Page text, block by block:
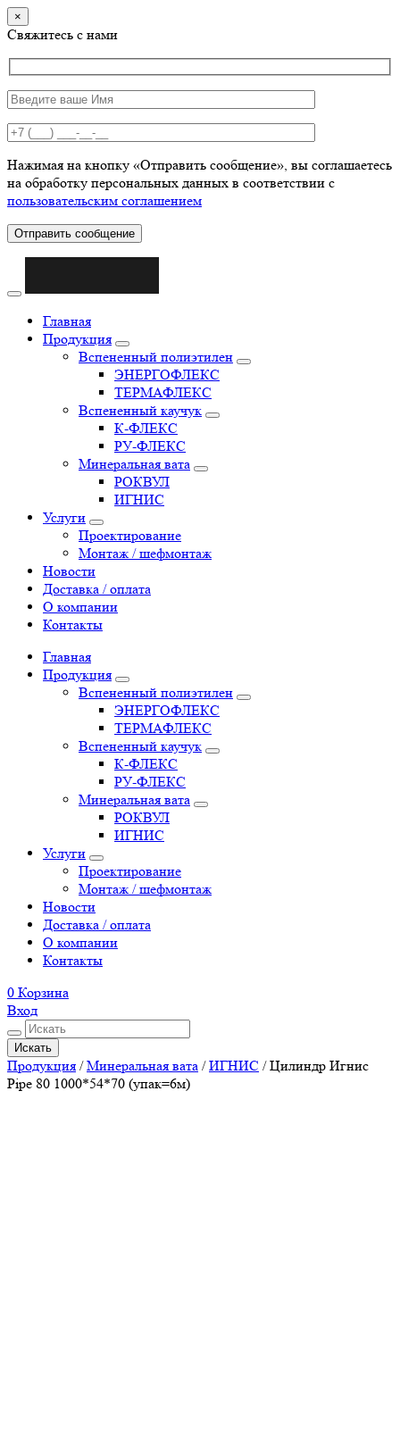
×
Свяжитесь с нами
Нажимая на кнопку «Отправить сообщение», вы соглашаетесь
на обработку персональных данных в соответствии с
пользовательским соглашением
Отправить сообщение
Главная
Продукция
Вспененный полиэтилен
ЭНЕРГОФЛЕКС
ТЕРМАФЛЕКС
Вспененный каучук
К-ФЛЕКС
РУ-ФЛЕКС
Минеральная вата
РОКВУЛ
ИГНИС
Услуги
Проектирование
Монтаж / шефмонтаж
Новости
Доставка / оплата
О компании
Контакты
Главная
Продукция
Вспененный полиэтилен
ЭНЕРГОФЛЕКС
ТЕРМАФЛЕКС
Вспененный каучук
К-ФЛЕКС
РУ-ФЛЕКС
Минеральная вата
РОКВУЛ
ИГНИС
Услуги
Проектирование
Монтаж / шефмонтаж
Новости
Доставка / оплата
О компании
Контакты
0 Корзина
Вход
Искать
Продукция /Минеральная вата /ИГНИС /Цилиндр Игнис
Pipe 80 1000*54*70 (упак=6м)